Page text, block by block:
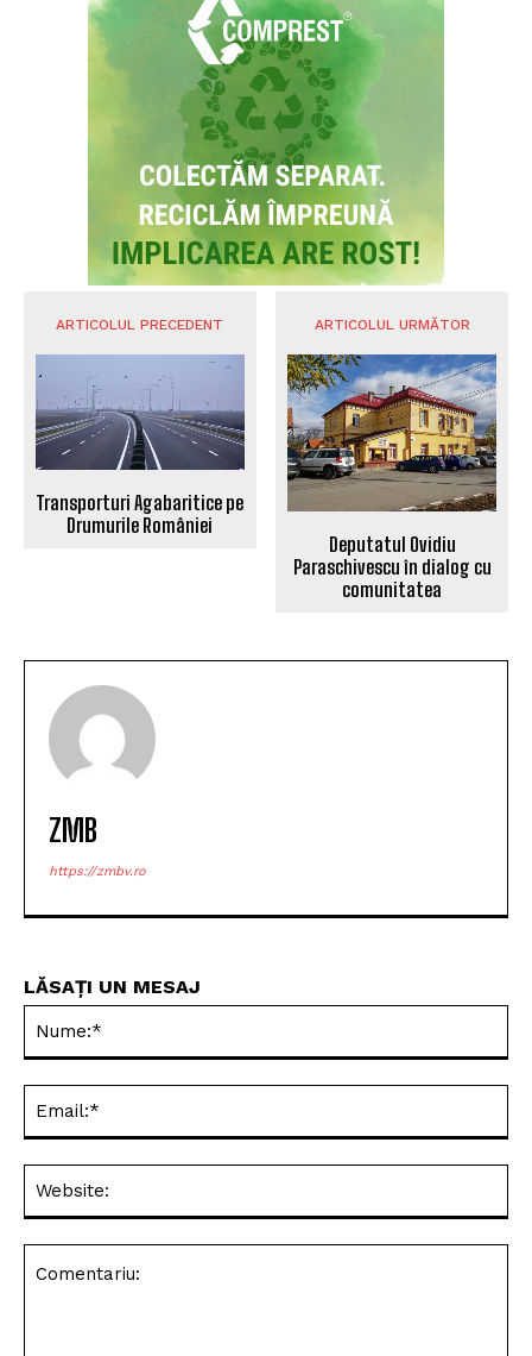
ARTICOLUL PRECEDENT
Transporturi Agabaritice pe
Drumurile României
ARTICOLUL URMĂTOR
Deputatul Ovidiu
Paraschivescu în dialog cu
comunitatea
ZMB
https://zmbv.ro
LĂSAȚI UN MESAJ